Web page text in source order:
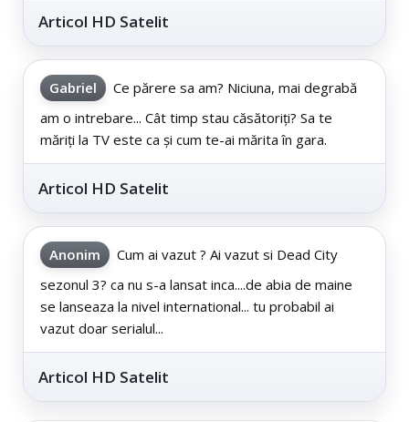
Articol HD Satelit
Gabriel
Ce părere sa am? Niciuna, mai degrabă
am o intrebare... Cât timp stau căsătoriți? Sa te
măriți la TV este ca și cum te-ai mărita în gara.
Articol HD Satelit
Anonim
Cum ai vazut ? Ai vazut si Dead City
sezonul 3? ca nu s-a lansat inca....de abia de maine
se lanseaza la nivel international... tu probabil ai
vazut doar serialul...
Articol HD Satelit